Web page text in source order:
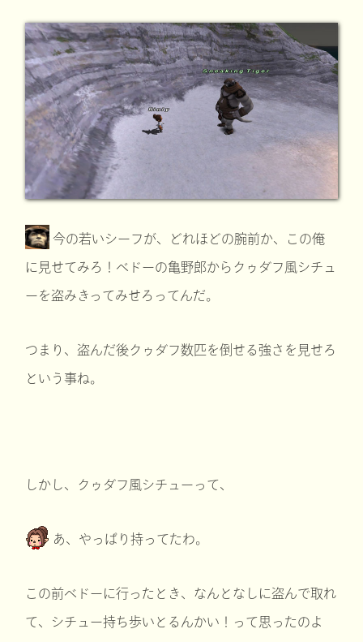
今の若いシーフが、どれほどの腕前か、この俺
に見せてみろ！ベドーの亀野郎からクゥダフ風シチュ
ーを盗みきってみせろってんだ。
つまり、盗んだ後クゥダフ数匹を倒せる強さを見せろ
という事ね。
しかし、クゥダフ風シチューって、
あ、やっぱり持ってたわ。
この前ベドーに行ったとき、なんとなしに盗んで取れ
て、シチュー持ち歩いとるんかい！って思ったのよ